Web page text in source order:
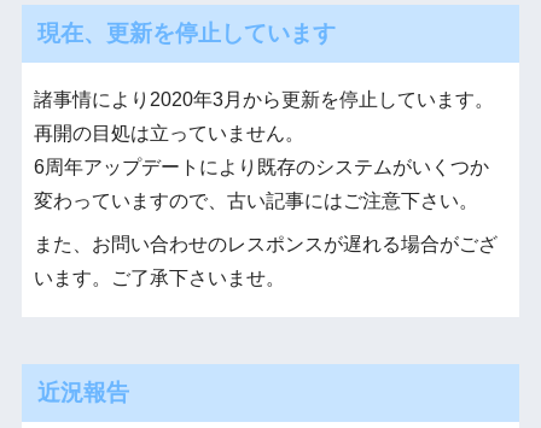
現在、更新を停止しています
諸事情により2020年3月から更新を停止しています。
再開の目処は立っていません。
6周年アップデートにより既存のシステムがいくつか
変わっていますので、古い記事にはご注意下さい。
また、お問い合わせのレスポンスが遅れる場合がござ
います。ご了承下さいませ。
近況報告